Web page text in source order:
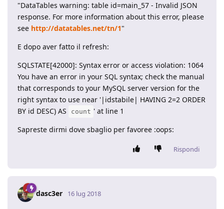
"DataTables warning: table id=main_57 - Invalid JSON
response. For more information about this error, please
see http://datatables.net/tn/1"
E dopo aver fatto il refresh:
SQLSTATE[42000]: Syntax error or access violation: 1064
You have an error in your SQL syntax; check the manual
that corresponds to your MySQL server version for the
right syntax to use near '|idstabile| HAVING 2=2 ORDER
BY id DESC) AS
count ' at line 1
Sapreste dirmi dove sbaglio per favoree :oops:
Rispondi
dasc3er 16 lug 2018